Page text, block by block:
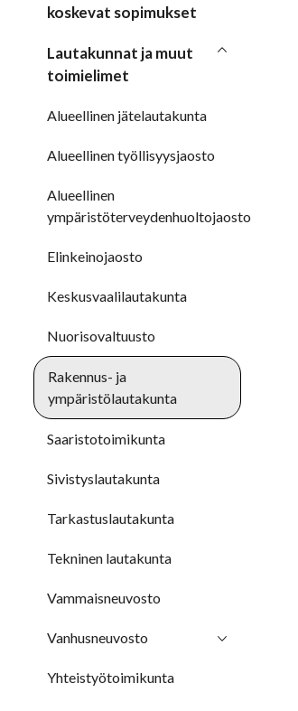
koskevat sopimukset
Lautakunnat ja muut
toimielimet
Alueellinen jätelautakunta
Alueellinen työllisyysjaosto
Alueellinen
ympäristöterveydenhuoltojaosto
Elinkeinojaosto
Keskusvaalilautakunta
Nuorisovaltuusto
Rakennus- ja
ympäristölautakunta
Saaristotoimikunta
Sivistyslautakunta
Tarkastuslautakunta
Tekninen lautakunta
Vammaisneuvosto
Vanhusneuvosto
Yhteistyötoimikunta